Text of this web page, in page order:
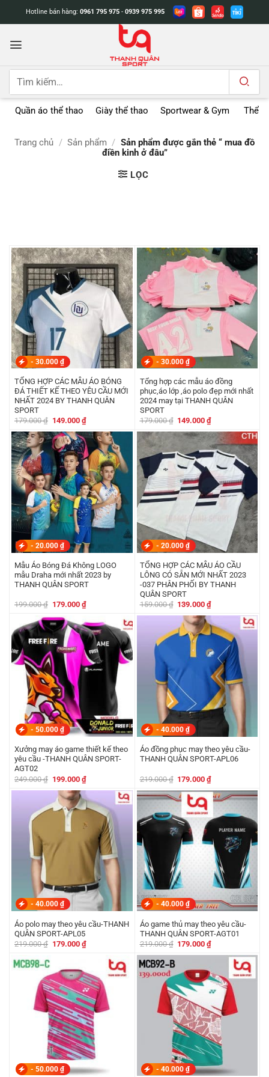
dung
Hotline bán hàng: 0961 795 975 - 0939 975 995
Tìm
Quần áo thể thao Giày thể thao Sportwear & Gym Thể
Trang chủ / Sản phẩm / Sản phẩm được gắn thẻ “ mua đồ
điền kinh ở đâu”
LỌC
- 30.000 ₫
TỔNG HỢP CÁC MẪU ÁO BÓNG
ĐÁ THIẾT KẾ THEO YÊU CẦU MỚI
NHẤT 2024 BY THANH QUÂN
SPORT
179.000₫ Giá
là:
179.000 ₫.
149.000 ₫Giá
hiện
tại
là:
149.000 ₫.
- 30.000 ₫
Tổng hợp các mẫu áo đồng
phục,áo lớp ,áo polo đẹp mới nhất
2024 may tại THANH QUÂN
SPORT
179.000₫ Giá
là:
179.000 ₫.
149.000₫Giá
tại
là:
149.000 ₫.
- 20.000 ₫
Mẫu Áo Bóng Đá Không LOGO
mẫu Draha mới nhất 2023 by
THANH QUÂN SPORT
199.000₫ Giá
là:
199.000 ₫.
179.000 ₫Giá
hiện
là:
179.000 ₫.
- 20.000 ₫
TỔNG HỢP CÁC MẪU ÁO CẦU
LÔNG CÓ SẴN MỚI NHẤT 2023
-037 PHÂN PHỐI BY THANH
QUÂN SPORT
159.000₫ Giá
là:
159.000 ₫.
139.000₫Giá
tại
là:
139.000 ₫.
- 50.000 ₫
Xưởng may áo game thiết kế theo
yêu cầu -THANH QUÂN SPORT-
AGT02
249.000₫ Giá
là:
249.000 ₫.
199.000 ₫Giá
hiện
tại
là:
199.000 ₫.
- 40.000 ₫
Áo đồng phục may theo yêu cầu-
THANH QUÂN SPORT-APL06
219.000₫ Giá
là:
219.000 ₫.
179.000₫Giá
tại
là:
- 40.000 ₫
Áo polo may theo yêu cầu-THANH
QUÂN SPORT-APL05
219.000₫ Giá
179.000 ₫Giá
hiện
179.000 ₫.
- 40.000 ₫
Áo game thủ may theo yêu cầu-
THANH QUÂN SPORT-AGT01
219.000₫ Giá
là:
179.000₫Giá
tại
179.000 ₫.
- 50.000 ₫ - 40.000 ₫